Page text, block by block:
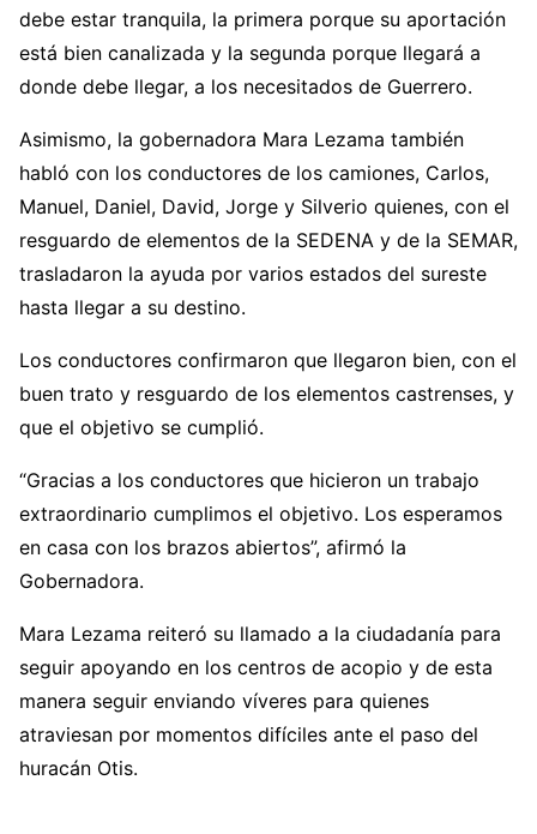
debe estar tranquila, la primera porque su aportación
está bien canalizada y la segunda porque llegará a
donde debe llegar, a los necesitados de Guerrero.
Asimismo, la gobernadora Mara Lezama también
habló con los conductores de los camiones, Carlos,
Manuel, Daniel, David, Jorge y Silverio quienes, con el
resguardo de elementos de la SEDENA y de la SEMAR,
trasladaron la ayuda por varios estados del sureste
hasta llegar a su destino.
Los conductores confirmaron que llegaron bien, con el
buen trato y resguardo de los elementos castrenses, y
que el objetivo se cumplió.
“Gracias a los conductores que hicieron un trabajo
extraordinario cumplimos el objetivo. Los esperamos
en casa con los brazos abiertos”, afirmó la
Gobernadora.
Mara Lezama reiteró su llamado a la ciudadanía para
seguir apoyando en los centros de acopio y de esta
manera seguir enviando víveres para quienes
atraviesan por momentos difíciles ante el paso del
huracán Otis.